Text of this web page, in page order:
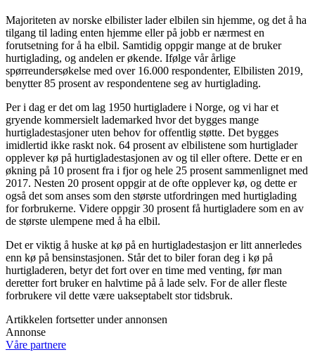
Majoriteten av norske elbilister lader elbilen sin hjemme, og det å ha
tilgang til lading enten hjemme eller på jobb er nærmest en
forutsetning for å ha elbil. Samtidig oppgir mange at de bruker
hurtiglading, og andelen er økende. Ifølge vår årlige
spørreundersøkelse med over 16.000 respondenter, Elbilisten 2019,
benytter 85 prosent av respondentene seg av hurtiglading.
Per i dag er det om lag 1950 hurtigladere i Norge, og vi har et
gryende kommersielt lademarked hvor det bygges mange
hurtigladestasjoner uten behov for offentlig støtte. Det bygges
imidlertid ikke raskt nok. 64 prosent av elbilistene som hurtiglader
opplever kø på hurtigladestasjonen av og til eller oftere. Dette er en
økning på 10 prosent fra i fjor og hele 25 prosent sammenlignet med
2017. Nesten 20 prosent oppgir at de ofte opplever kø, og dette er
også det som anses som den største utfordringen med hurtiglading
for forbrukerne. Videre oppgir 30 prosent få hurtigladere som en av
de største ulempene med å ha elbil.
Det er viktig å huske at kø på en hurtigladestasjon er litt annerledes
enn kø på bensinstasjonen. Står det to biler foran deg i kø på
hurtigladeren, betyr det fort over en time med venting, før man
deretter fort bruker en halvtime på å lade selv. For de aller fleste
forbrukere vil dette være uakseptabelt stor tidsbruk.
Artikkelen fortsetter under annonsen
Annonse
Våre partnere